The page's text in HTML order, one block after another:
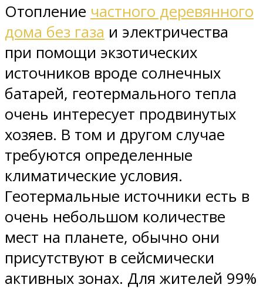
Отопление частного деревянного
дома без газа и электричества
при помощи экзотических
источников вроде солнечных
батарей, геотермального тепла
очень интересует продвинутых
хозяев. В том и другом случае
требуются определенные
климатические условия.
Геотермальные источники есть в
очень небольшом количестве
мест на планете, обычно они
присутствуют в сейсмически
активных зонах. Для жителей 99%